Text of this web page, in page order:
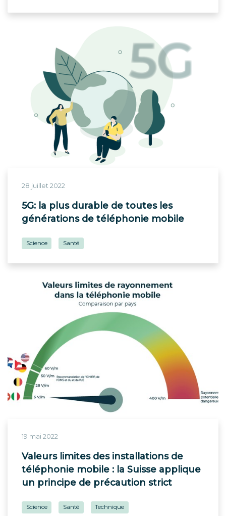
28 juillet 2022
5G: la plus durable de toutes les
générations de téléphonie mobile
Science Santé
19 mai 2022
Valeurs limites des installations de
téléphonie mobile : la Suisse applique
un principe de précaution strict
Science Santé Technique